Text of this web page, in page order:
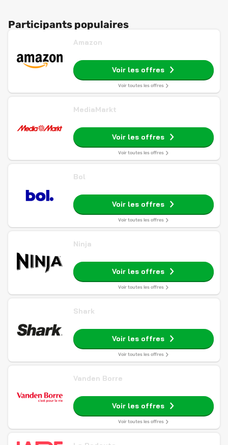
Participants populaires
Amazon
Voir les offres
Voir toutes les offres
MediaMarkt
Voir les offres
Voir toutes les offres
Bol
Voir les offres
Voir toutes les offres
Ninja
Voir les offres
Voir toutes les offres
Shark
Voir les offres
Voir toutes les offres
Vanden Borre
Voir les offres
Voir toutes les offres